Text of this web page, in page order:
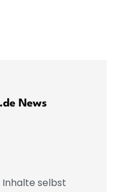
News
Inhalte selbst